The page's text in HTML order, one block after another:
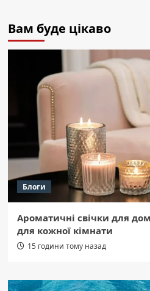
Вам буде цікаво
Блоги
Ароматичні свічки для
для кожної кімнати
15 години тому назад